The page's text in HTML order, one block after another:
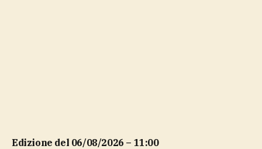
Edizione del 06/08/2026 – 11:00